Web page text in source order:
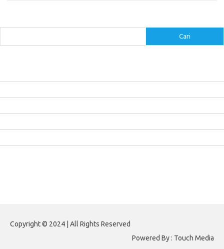
Cari
Copyright © 2024 | All Rights Reserved
Powered By : Touch Media